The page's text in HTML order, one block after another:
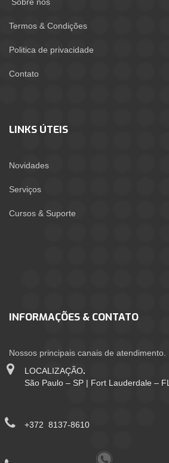
Termos & Condições
Politica de privacidade
Contato
LINKS ÚTEIS
Novidades
Serviços
Cursos & Suporte
INFORMAÇÕES & CONTATO
Nossos principais canais de atendimento.
LOCALIZAÇÃO.
São Paulo – SP | Fort Lauderdale – FL
+372 8137-8610